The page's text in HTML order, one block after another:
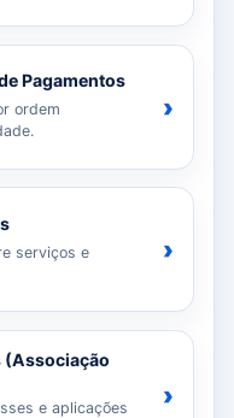
Pagamentos
ordem
›
serviços e
›
(Associação
e aplicações
›